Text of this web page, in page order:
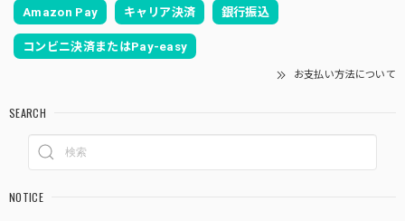
Amazon Pay キャリア決済 銀行振込
コンビニ決済またはPay-easy
お支払い方法について
SEARCH
NOTICE